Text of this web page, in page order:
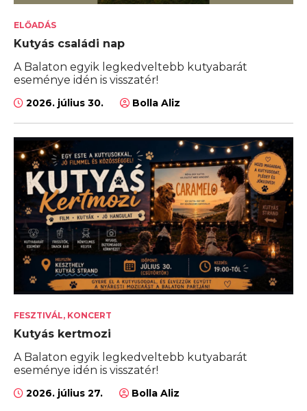
ELŐADÁS
Kutyás családi nap
A Balaton egyik legkedveltebb kutyabarát
eseménye idén is visszatér!
2026. július 30. Bolla Aliz
FESZTIVÁL, KONCERT
Kutyás kertmozi
A Balaton egyik legkedveltebb kutyabarát
eseménye idén is visszatér!
2026. július 27. Bolla Aliz